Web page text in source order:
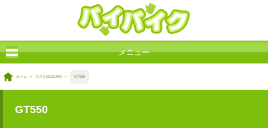
メニュー
ホーム > スズキ(SUZUKI) > GT550
GT550